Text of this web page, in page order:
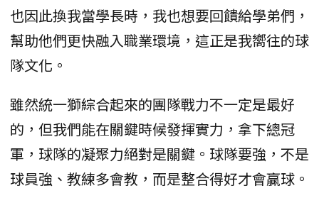
也因此換我當學長時，我也想要回饋給學弟們，
幫助他們更快融入職業環境，這正是我嚮往的球
隊文化。
雖然統一獅綜合起來的團隊戰力不一定是最好
的，但我們能在關鍵時候發揮實力，拿下總冠
軍，球隊的凝聚力絕對是關鍵。球隊要強，不是
球員強、教練多會教，而是整合得好才會贏球。